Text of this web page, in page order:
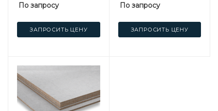
По запросу
ЗАПРОСИТЬ ЦЕНУ
По запросу
ЗАПРОСИТЬ ЦЕНУ